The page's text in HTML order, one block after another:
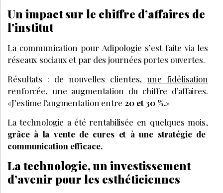
Un impact sur le chiffre d’affaires de
l'institut
La communication pour Adipologie s’est faite via les
réseaux sociaux et par des journées portes ouvertes.
Résultats : de nouvelles clientes, une fidélisation
renforcée, une augmentation du chiffre d’affaires.
«J’estime l’augmentation entre 20 et 30 %.»
La technologie a été rentabilisée en quelques mois,
grâce à la vente de cures et à une stratégie de
communication efficace.
La technologie, un investissement
d’avenir pour les esthéticiennes